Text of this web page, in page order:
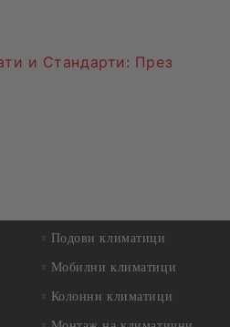
и Стандарти: През
Подови климатици
Мобилни климатици
Колонни климатици